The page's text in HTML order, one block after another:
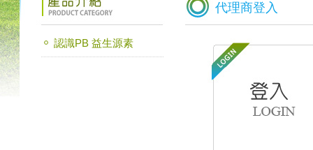
認識PB 益生源素
代理商登入